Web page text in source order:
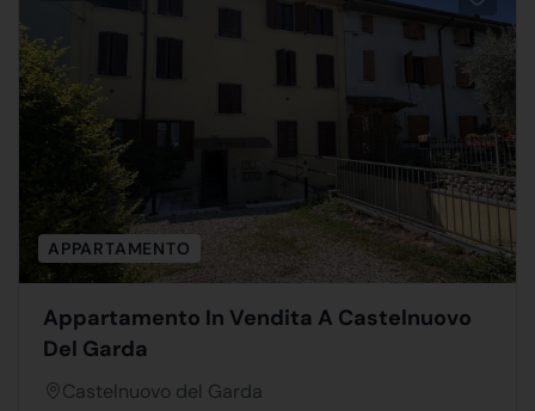
APPARTAMENTO
Appartamento In Vendita A Castelnuovo
Del Garda
Castelnuovo del Garda